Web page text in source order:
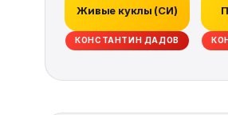
Живые куклы (СИ)
КОНСТАНТИН ДАДОВ